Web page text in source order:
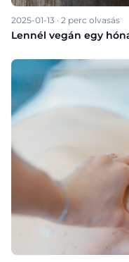
2025-01-13 · 2 perc olvasás
Lennél vegán egy